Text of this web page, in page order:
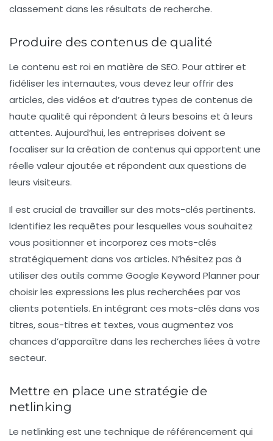
classement dans les résultats de recherche.
Produire des contenus de qualité
Le contenu est roi en matière de SEO. Pour attirer et
fidéliser les internautes, vous devez leur offrir des
articles, des vidéos et d’autres types de contenus de
haute qualité qui répondent à leurs besoins et à leurs
attentes. Aujourd’hui, les entreprises doivent se
focaliser sur la création de contenus qui apportent une
réelle valeur ajoutée et répondent aux questions de
leurs visiteurs.
Il est crucial de travailler sur des mots-clés pertinents.
Identifiez les requêtes pour lesquelles vous souhaitez
vous positionner et incorporez ces mots-clés
stratégiquement dans vos articles. N’hésitez pas à
utiliser des outils comme Google Keyword Planner pour
choisir les expressions les plus recherchées par vos
clients potentiels. En intégrant ces mots-clés dans vos
titres, sous-titres et textes, vous augmentez vos
chances d’apparaître dans les recherches liées à votre
secteur.
Mettre en place une stratégie de
netlinking
Le netlinking est une technique de référencement qui